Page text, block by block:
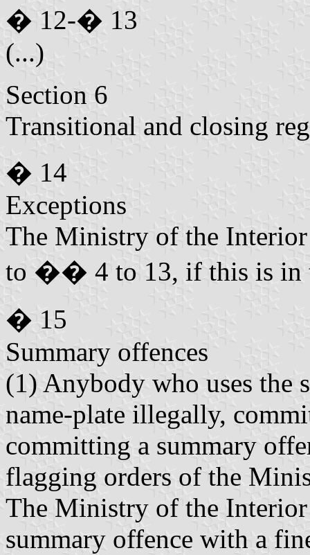
� 12-� 13
(...)
Section 6
Transitional and closing
� 14
Exceptions
The Ministry of the Interior
to �� 4 to 13, if this is in
� 15
Summary offences
(1) Anybody who uses the
name-plate illegally,
committing a summary
flagging orders of the
The Ministry of the Interior
summary offence with a